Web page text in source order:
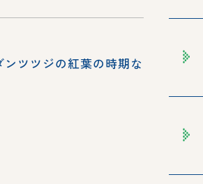
ツツジの紅葉の時期な